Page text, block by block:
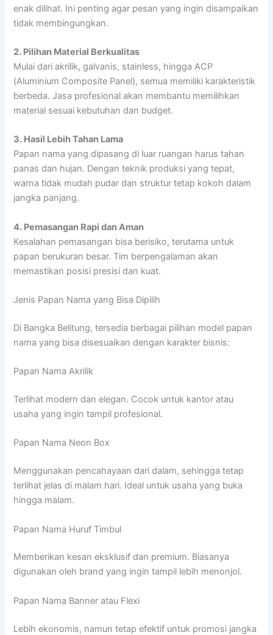
enak dilihat. Ini penting agar pesan yang ingin disampaikan
tidak membingungkan.
2. Pilihan Material Berkualitas
Mulai dari akrilik, galvanis, stainless, hingga ACP
(Aluminium Composite Panel), semua memiliki karakteristik
berbeda. Jasa profesional akan membantu memilihkan
material sesuai kebutuhan dan budget.
3. Hasil Lebih Tahan Lama
Papan nama yang dipasang di luar ruangan harus tahan
panas dan hujan. Dengan teknik produksi yang tepat,
warna tidak mudah pudar dan struktur tetap kokoh dalam
jangka panjang.
4. Pemasangan Rapi dan Aman
Kesalahan pemasangan bisa berisiko, terutama untuk
papan berukuran besar. Tim berpengalaman akan
memastikan posisi presisi dan kuat.
Jenis Papan Nama yang Bisa Dipilih
Di Bangka Belitung, tersedia berbagai pilihan model papan
nama yang bisa disesuaikan dengan karakter bisnis:
Papan Nama Akrilik
Terlihat modern dan elegan. Cocok untuk kantor atau
usaha yang ingin tampil profesional.
Papan Nama Neon Box
Menggunakan pencahayaan dari dalam, sehingga tetap
terlihat jelas di malam hari. Ideal untuk usaha yang buka
hingga malam.
Papan Nama Huruf Timbul
Memberikan kesan eksklusif dan premium. Biasanya
digunakan oleh brand yang ingin tampil lebih menonjol.
Papan Nama Banner atau Flexi
Lebih ekonomis, namun tetap efektif untuk promosi jangka